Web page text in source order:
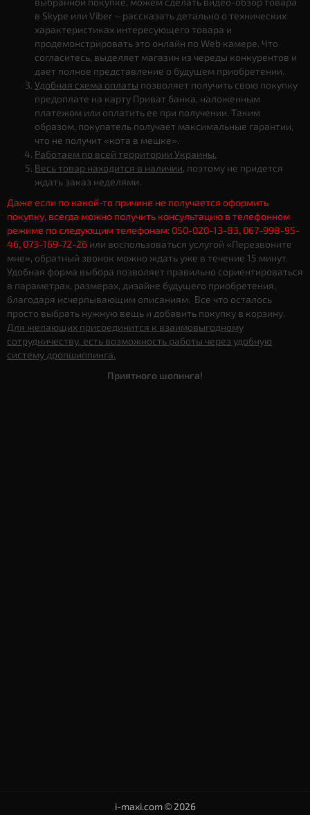
в Skype или Viber – рассказать детально о технических
характеристиках интересующего товара и
продемонстрировать это онлайн по Web камере. Что
согласитесь, выделяет магазин из череды конкурентов и
дает полное представление о будущем приобретении.
Удобная схема оплаты позволяет получить свою покупку
предоплате на карту Приват банка, наложенным
платежом или оплатить ее при получении. Таким
образом, покупатель получает максимальные гарантии,
что не получит «кота в мешке».
Работаем по всей территории Украины.
Весь товар находится в наличии, поэтому не придется
ждать заказ неделями.
Даже если по какой-то причине не получается оформить
покупку, всегда можно получить консультацию в телефонном
режиме по следующим телефонам: 050-020-13-83, 067-998-95-
46, 073-169-72-26 или воспользоваться услугой «Перезвоните
мне», обратный звонок можно ждать уже в течение 15 минут.
Удобная форма выбора позволяет правильно сориентироваться
в параметрах, размерах, дизайне будущего приобретения,
благодаря исчерпывающим описаниям. Все что осталось
просто выбрать нужную вещь и добавить покупку в корзину.
Для желающих присоединится к взаимовыгодному
сотрудничеству, есть возможность работы через удобную
систему дропшиппинга.
Приятного шопинга!
i-maxi.com © 2026